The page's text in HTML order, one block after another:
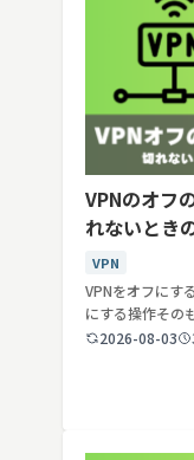
VPNのオフ
れないとき
VPN
VPNをオフにす
にする操作その
2026-08-03